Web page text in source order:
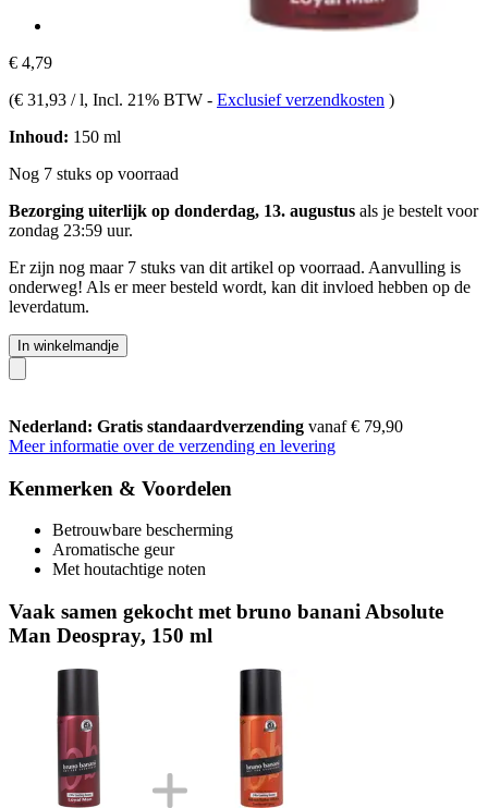
€ 4,79
(€ 31,93 / l, Incl. 21% BTW - Exclusief verzendkosten )
Inhoud: 150 ml
Nog 7 stuks op voorraad
Bezorging uiterlijk op donderdag, 13. augustus als je bestelt voor
zondag 23:59 uur.
Er zijn nog maar 7 stuks van dit artikel op voorraad. Aanvulling is
onderweg! Als er meer besteld wordt, kan dit invloed hebben op de
leverdatum.
In winkelmandje
Nederland: Gratis standaardverzending vanaf € 79,90
Meer informatie over de verzending en levering
Kenmerken & Voordelen
Betrouwbare bescherming
Aromatische geur
Met houtachtige noten
Vaak samen gekocht met bruno banani Absolute
Man Deospray, 150 ml